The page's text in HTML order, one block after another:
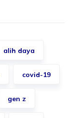
alih daya
covid-19
gen z